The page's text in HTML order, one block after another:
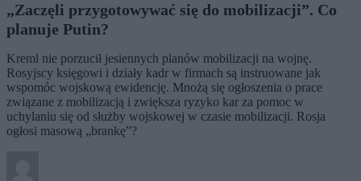
„Zaczęli przygotowywać się do mobilizacji”. Co
planuje Putin?
Kreml nie porzucił jesiennych planów mobilizacji na wojnę.
Rosyjscy księgowi i działy kadr w firmach są instruowane jak
wspomóc wojskową ewidencję. Mnożą się ogłoszenia o prace
związane z mobilizacją i zwiększa ryzyko kar za pomoc w
uchylaniu się od służby wojskowej w czasie mobilizacji. Rosja
ogłosi masową „brankę”?